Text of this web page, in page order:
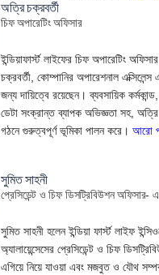
অত্রি চক্রবর্তী
চিফ অপারেটিং অফিসার
ইন্ডিয়াফার্স্ট লাইফের চিফ অপারেটিং
চক্রবর্তী, কোম্পানির অপারেশনাল
জন্য দায়িত্বে রয়েছেন। ব্যবসায়িক
ডেটা সংক্রান্ত ব্যাপক অভিজ্ঞতা সহ,
গঠনে গুরুত্বপূর্ণ ভূমিকা পালন করে।আরো
সুমিত সাহনী
প্রেসিডেন্ট ও চিফ ডিসট্রিবিউশন অফিসার-
সুমিত সাহনী হলেন ইন্ডিয়া ফার্স্ট লাইফ
অ্যালায়েন্সেসের প্রেসিডেন্ট ও চিফ
এগিয়ে নিয়ে যাওয়া এবং মজবুত ও যৌথ